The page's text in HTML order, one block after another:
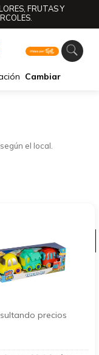
FRUTAS Y
Cambiar
Ver categorías
el local.
precios